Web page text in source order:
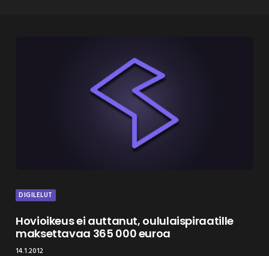
DIGILELUT
Hovioikeus ei auttanut, oululaispiraatille
maksettavaa 365 000 euroa
14.1.2012